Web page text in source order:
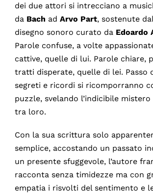
dei due attori si intrecciano a
da Bach ad Arvo Part, sostenute
disegno sonoro curato da Edoardo
Parole confuse, a volte
cattive, quelle di lui. Parole chiare,
tratti disperate, quelle di lei. Passo
segreti e ricordi si ricomporranno
puzzle, svelando l’indicibile mistero
tra loro.
Con la sua scrittura solo
semplice, accostando un passato
un presente sfuggevole, l’autore
racconta senza timidezze ma con
empatia i risvolti del sentimento e